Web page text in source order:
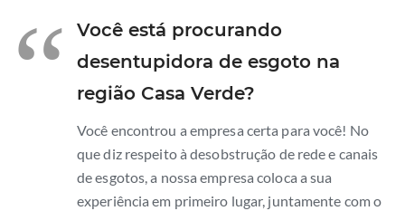
“
Você está procurando
desentupidora de esgoto na
região Casa Verde?
Você encontrou a empresa certa para você! No
que diz respeito à desobstrução de rede e canais
de esgotos, a nossa empresa coloca a sua
experiência em primeiro lugar, juntamente com o